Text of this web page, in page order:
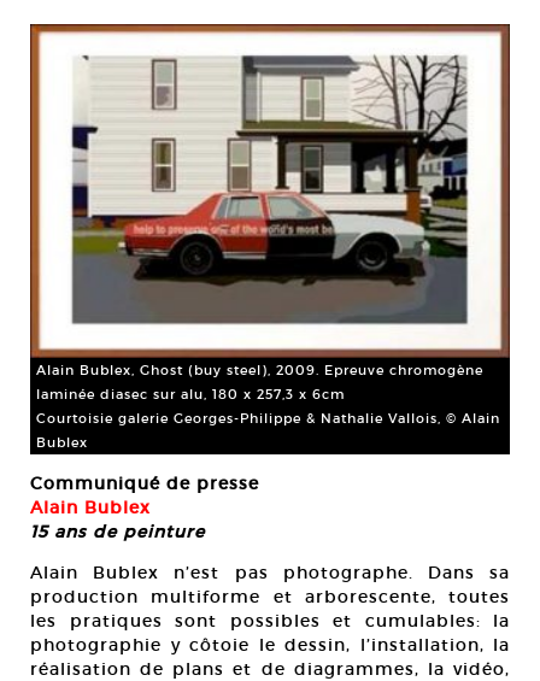
Alain Bublex, Ghost (buy steel), 2009. Epreuve chromogène
laminée diasec sur alu, 180 x 257,3 x 6cm
Courtoisie galerie Georges-Philippe & Nathalie Vallois, © Alain
Bublex
Communiqué de presse
Alain Bublex
15 ans de peinture
Alain Bublex n’est pas photographe. Dans sa
production multiforme et arborescente, toutes
les pratiques sont possibles et cumulables: la
photographie y côtoie le dessin, l’installation, la
réalisation de plans et de diagrammes, la vidéo,